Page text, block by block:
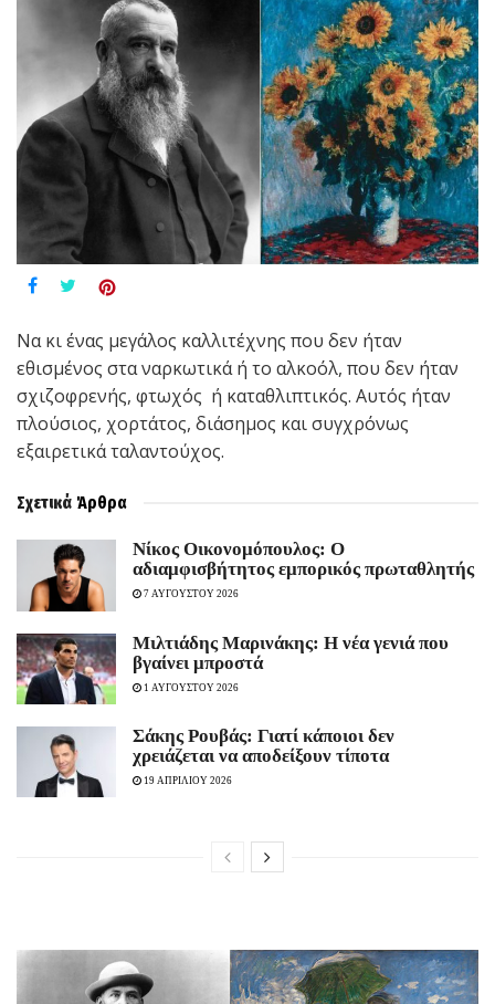
Να κι ένας μεγάλος καλλιτέχνης που δεν ήταν
εθισμένος στα ναρκωτικά ή το αλκοόλ, που δεν ήταν
σχιζοφρενής, φτωχός ή καταθλιπτικός. Αυτός ήταν
πλούσιος, χορτάτος, διάσημος και συγχρόνως
εξαιρετικά ταλαντούχος.
Σχετικά Άρθρα
Νίκος Οικονομόπουλος: Ο
αδιαμφισβήτητος εμπορικός πρωταθλητής
7 ΑΥΓΟΥΣΤΟΥ 2026
Μιλτιάδης Μαρινάκης: Η νέα γενιά που
βγαίνει μπροστά
1 ΑΥΓΟΥΣΤΟΥ 2026
Σάκης Ρουβάς: Γιατί κάποιοι δεν
χρειάζεται να αποδείξουν τίποτα
19 ΑΠΡΙΛΙΟΥ 2026